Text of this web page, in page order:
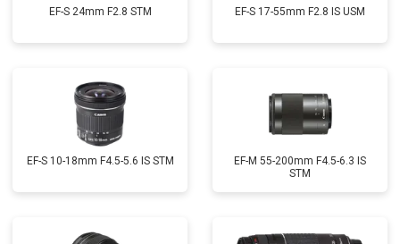
EF-S 24mm F2.8 STM EF-S 17-55mm F2.8 IS USM
EF-S 10-18mm F4.5-5.6 IS STM
EF-M 55-200mm F4.5-6.3 IS
STM